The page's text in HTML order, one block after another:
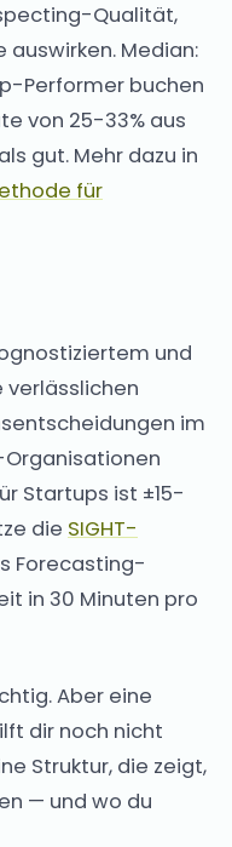
Qualität,
auswirken. Median:
Performer buchen
von 25-33% aus
gut. Mehr dazu in
für
und
verlässlichen
im
Organisationen
Startups ist ±15-
die SIGHT-
Forecasting-
in 30 Minuten pro
Aber eine
dir noch nicht
Struktur, die zeigt,
— und wo du